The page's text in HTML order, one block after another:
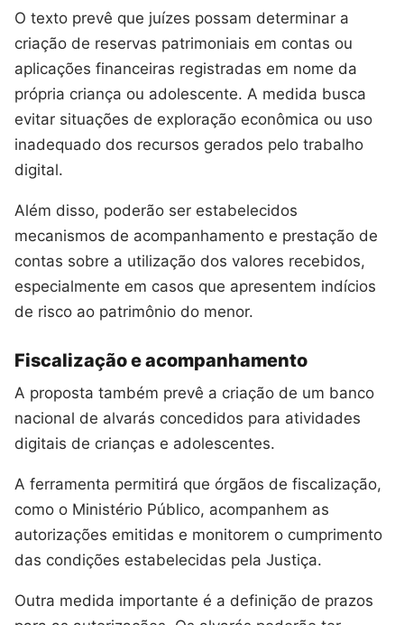
O texto prevê que juízes possam determinar a
criação de reservas patrimoniais em contas ou
aplicações financeiras registradas em nome da
própria criança ou adolescente. A medida busca
evitar situações de exploração econômica ou uso
inadequado dos recursos gerados pelo trabalho
digital.
Além disso, poderão ser estabelecidos
mecanismos de acompanhamento e prestação de
contas sobre a utilização dos valores recebidos,
especialmente em casos que apresentem indícios
de risco ao patrimônio do menor.
Fiscalização e acompanhamento
A proposta também prevê a criação de um banco
nacional de alvarás concedidos para atividades
digitais de crianças e adolescentes.
A ferramenta permitirá que órgãos de fiscalização,
como o Ministério Público, acompanhem as
autorizações emitidas e monitorem o cumprimento
das condições estabelecidas pela Justiça.
Outra medida importante é a definição de prazos